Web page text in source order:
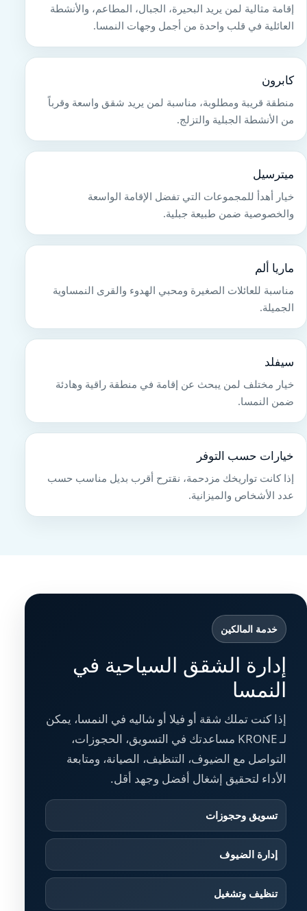
إقامة مثالية لمن يريد البحيرة، الجبال، المطاعم، والأنشطة
العائلية في قلب واحدة من أجمل وجهات النمسا.
كابرون
منطقة قريبة ومطلوبة، مناسبة لمن يريد شقق واسعة وقرباً
من الأنشطة الجبلية والتزلج.
ميترسيل
خيار أهدأ للمجموعات التي تفضل الإقامة الواسعة
والخصوصية ضمن طبيعة جبلية.
ماريا ألم
مناسبة للعائلات الصغيرة ومحبي الهدوء والقرى النمساوية
الجميلة.
سيفلد
خيار مختلف لمن يبحث عن إقامة في منطقة راقية وهادئة
ضمن النمسا.
خيارات حسب التوفر
إذا كانت تواريخك مزدحمة، نقترح أقرب بديل مناسب حسب
عدد الأشخاص والميزانية.
خدمة المالكين
إدارة الشقق السياحية في
النمسا
إذا كنت تملك شقة أو فيلا أو شاليه في النمسا، يمكن
لـ KRONE مساعدتك في التسويق، الحجوزات،
التواصل مع الضيوف، التنظيف، الصيانة، ومتابعة
الأداء لتحقيق إشغال أفضل وجهد أقل.
تسويق وحجوزات
إدارة الضيوف
تنظيف وتشغيل